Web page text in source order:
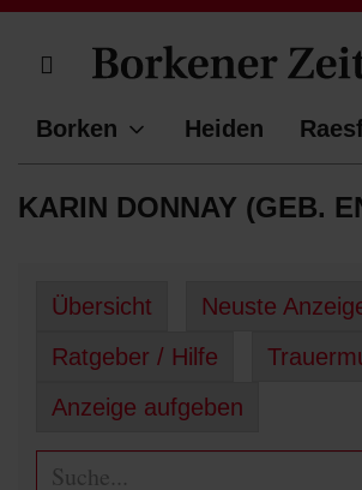
Benutzermenü anzeigen bzw.
Borken Heiden
KARIN DONNAY (GEB.
Übersicht
Neuste
Ratgeber / Hilfe
Anzeige aufgeben